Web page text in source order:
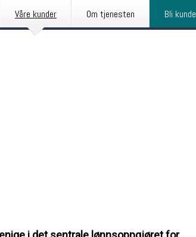
Våre kunder Om tjenesten Bli kunde